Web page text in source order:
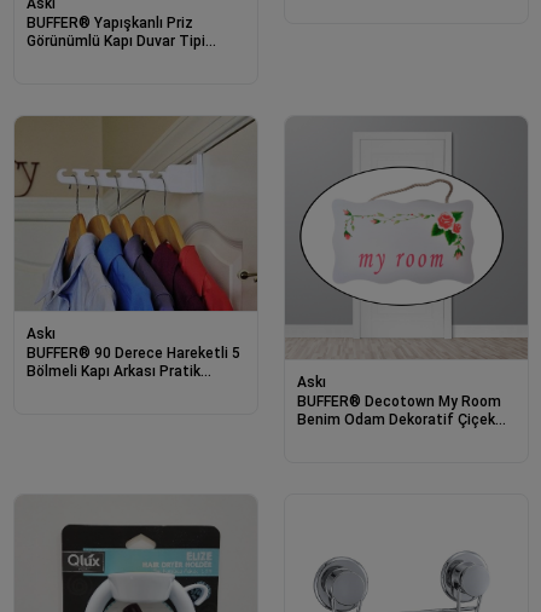
BUFFER® Yapışkanlı Priz
Görünümlü Kapı Duvar Tipi
Askı
BUFFER® 90 Derece Hareketli 5
Bölmeli Kapı Arkası Pratik
Askı
BUFFER® Decotown My Room
Benim Odam Dekoratif Çiçek